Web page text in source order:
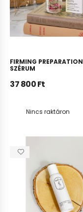
FIRMING PREPARATION
SZÉRUM
37 800Ft
Nincs raktáron